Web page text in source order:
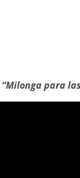
“Milonga para